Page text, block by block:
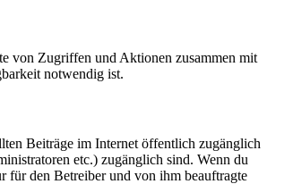
von Zugriffen und Aktionen zusammen mit
notwendig ist.
Beiträge im Internet öffentlich zugänglich
etc.) zugänglich sind. Wenn du
für den Betreiber und von ihm beauftragte